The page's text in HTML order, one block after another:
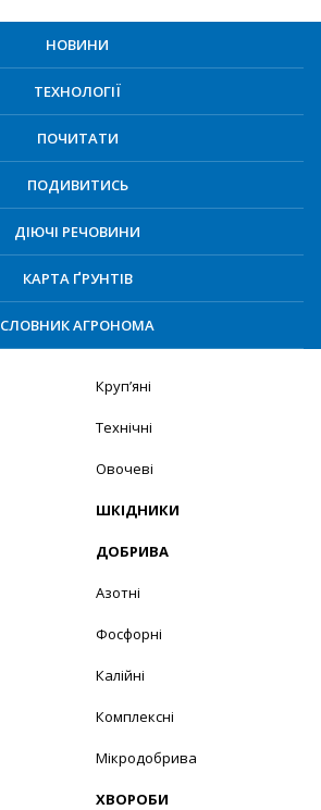
НОВИНИ
ТЕХНОЛОГІЇ
ПОЧИТАТИ
ПОДИВИТИСЬ
ДІЮЧІ РЕЧОВИНИ
КАРТА ҐРУНТІВ
СЛОВНИК АГРОНОМА
Круп’яні
Технічні
Овочеві
ШКІДНИКИ
ДОБРИВА
Азотні
Фосфорні
Калійні
Комплексні
Мікродобрива
ХВОРОБИ